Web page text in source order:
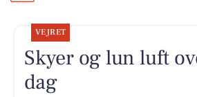
VEJRET
Skyer og lun luft
dag